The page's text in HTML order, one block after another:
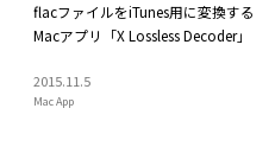
flacファイルをiTunes用に変換する
Macアプリ「X Lossless Decoder」
2015.11.5
Mac App